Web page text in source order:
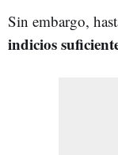
Sin embargo,
indicios